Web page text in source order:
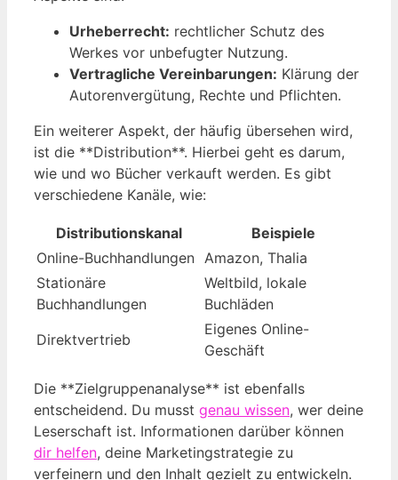
Urheberrecht: rechtlicher Schutz des
Werkes vor unbefugter Nutzung.
Vertragliche Vereinbarungen: Klärung der
Autorenvergütung, Rechte und Pflichten.
Ein weiterer Aspekt, der häufig übersehen wird,
ist die **Distribution**. Hierbei geht es darum,
wie und wo Bücher verkauft werden. Es gibt
verschiedene Kanäle, wie:
Distributionskanal
Beispiele
Online-Buchhandlungen Amazon, Thalia
Stationäre
Buchhandlungen
Weltbild, lokale
Buchläden
Direktvertrieb
Eigenes Online-
Geschäft
Die **Zielgruppenanalyse** ist ebenfalls
entscheidend. Du musst genau wissen, wer deine
Leserschaft ist. Informationen darüber können
dir helfen, deine Marketingstrategie zu
verfeinern und den Inhalt gezielt zu entwickeln.